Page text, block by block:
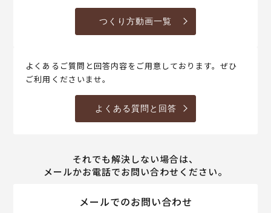
つくり方動画一覧
よくあるご質問と回答内容をご用意しております。ぜひ
ご利用くださいませ。
よくある質問と回答
それでも解決しない場合は、
メールかお電話でお問い合わせください。
メールでのお問い合わせ